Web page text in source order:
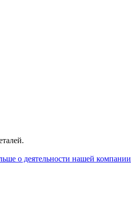
о деятельности нашей компании